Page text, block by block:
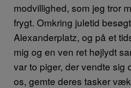
modvillighed, som jeg tror
frygt. Omkring juletid
Alexanderplatz, og på et
mig og en ven ret højlydt
var to piger, der vendte sig
os, gemte deres tasker